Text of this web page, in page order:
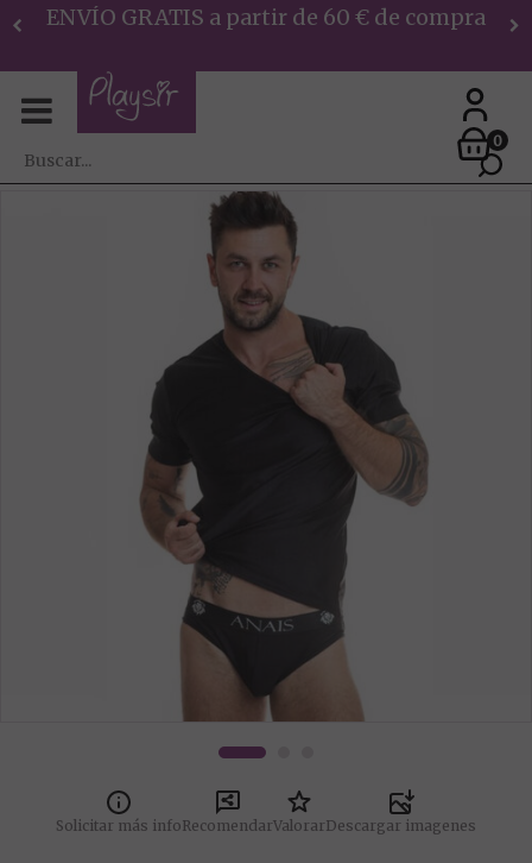
ENVÍO GRATIS a partir de 60 € de compra
0
Solicitar más infoRecomendarValorarDescargar imagenes